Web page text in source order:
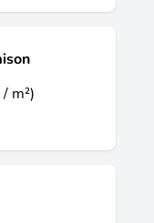
: 735 000 €
- Agent
de
m²)